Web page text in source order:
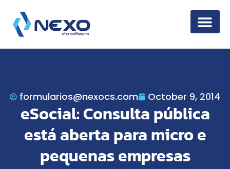
formularios@nexocs.com October 9, 2014
eSocial: Consulta pública
está aberta para micro e
pequenas empresas